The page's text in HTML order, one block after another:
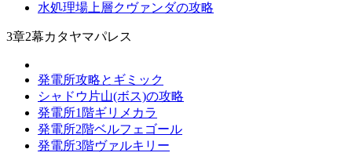
水処理場上層クヴァンダの攻略
3章2幕カタヤマパレス
発電所攻略とギミック
シャドウ片山(ボス)の攻略
発電所1階ギリメカラ
発電所2階ベルフェゴール
発電所3階ヴァルキリー